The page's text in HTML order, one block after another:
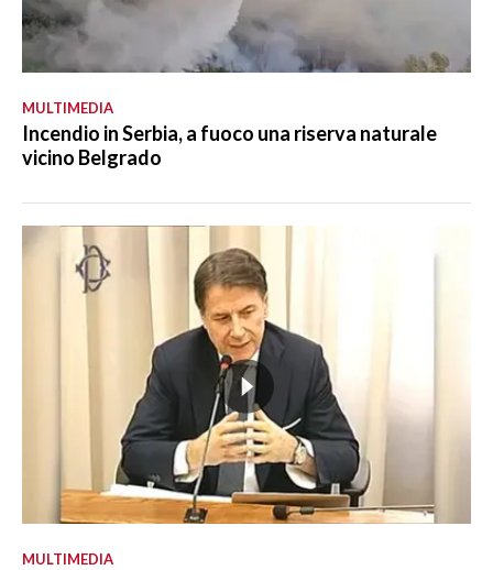
MULTIMEDIA
Incendio in Serbia, a fuoco una riserva naturale
vicino Belgrado
MULTIMEDIA